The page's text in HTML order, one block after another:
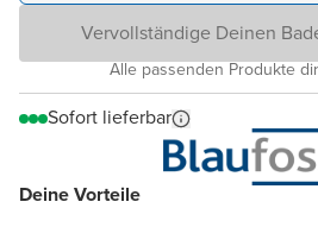
Deine Vorteile
Vervollständige Deinen
Alle passenden Produkte
Sofort lieferbar